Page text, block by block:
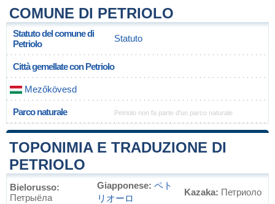
COMUNE DI PETRIOLO
Statuto del comune di
Petriolo
Statuto
Città gemellate con Petriolo
Mezőkövesd
Parco naturale Petriolo non fa parte d'un parco naturale
TOPONIMIA E TRADUZIONE DI
PETRIOLO
Bielorusso:
Петрыёла
Giapponese: ペト
リオーロ
Kazaka: Петриоло